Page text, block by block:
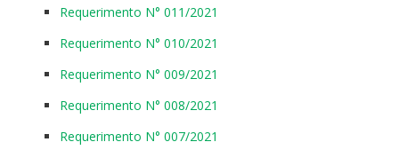
Requerimento N° 011/2021
Requerimento N° 010/2021
Requerimento N° 009/2021
Requerimento N° 008/2021
Requerimento N° 007/2021